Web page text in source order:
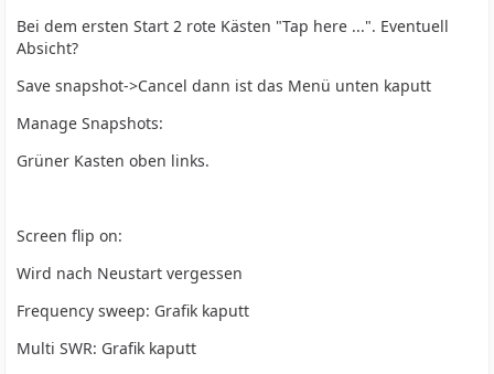
Bei dem ersten Start 2 rote Kästen "Tap here ...". Eventuell
Absicht?
Save snapshot->Cancel dann ist das Menü unten kaputt
Manage Snapshots:
Grüner Kasten oben links.
Screen flip on:
Wird nach Neustart vergessen
Frequency sweep: Grafik kaputt
Multi SWR: Grafik kaputt